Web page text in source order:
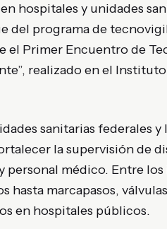
hospitales y unidades
del programa de
el Primer Encuentro de
realizado en el
sanitarias federales
la supervisión de
personal médico. Entre
hasta marcapasos,
en hospitales públicos.